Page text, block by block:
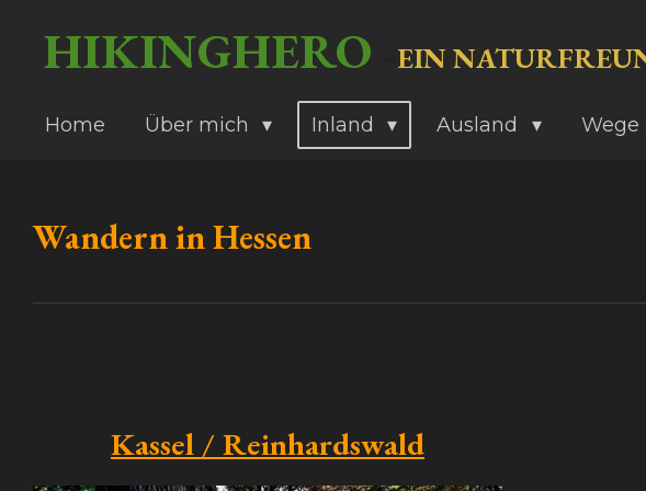
Hauptinhalt
HIKINGHERO EIN
Home Über mich Inland Ausland Wege
Wandern in Hessen
Kassel / Reinhardswald